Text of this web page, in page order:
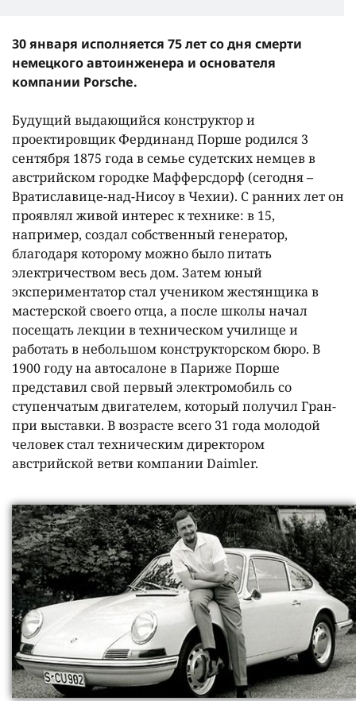
30 января исполняется 75 лет со дня смерти
немецкого автоинженера и основателя
компании Porsche.
Будущий выдающийся конструктор и
проектировщик Фердинанд Порше родился 3
сентября 1875 года в семье судетских немцев в
австрийском городке Мафферсдорф (сегодня –
Вратиславице-над-Нисоу в Чехии). С ранних лет он
проявлял живой интерес к технике: в 15,
например, создал собственный генератор,
благодаря которому можно было питать
электричеством весь дом. Затем юный
экспериментатор стал учеником жестянщика в
мастерской своего отца, а после школы начал
посещать лекции в техническом училище и
работать в небольшом конструкторском бюро. В
1900 году на автосалоне в Париже Порше
представил свой первый электромобиль со
ступенчатым двигателем, который получил Гран-
при выставки. В возрасте всего 31 года молодой
человек стал техническим директором
австрийской ветви компании Daimler.